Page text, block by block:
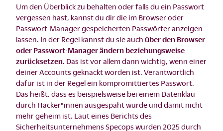
Um den Überblick zu behalten oder falls du ein Passwort
vergessen hast, kannst du dir die im Browser oder
Passwort-Manager gespeicherten Passwörter anzeigen
lassen. In der Regel kannst du sie auch über den Browser
oder Passwort-Manager ändern beziehungsweise
zurücksetzen. Das ist vor allem dann wichtig, wenn einer
deiner Accounts geknackt worden ist. Verantwortlich
dafür ist in der Regel ein kompromittiertes Passwort.
Das heißt, dass es beispielsweise bei einem Datenklau
durch Hacker*innen ausgespäht wurde und damit nicht
mehr geheim ist. Laut eines Berichts des
Sicherheitsunternehmens Specops wurden 2025 durch